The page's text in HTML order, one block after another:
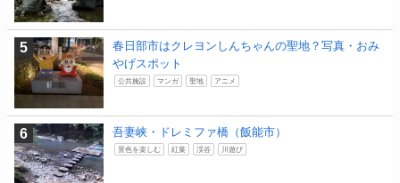
春日部市はクレヨンしんちゃんの聖地？写真・おみ
やげスポット
公共施設 マンガ 聖地 アニメ
吾妻峡・ドレミファ橋（飯能市）
景色を楽しむ 紅葉 渓谷 川遊び